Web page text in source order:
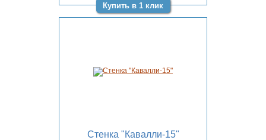
Купить в 1 клик
Стенка "Кавалли-15"